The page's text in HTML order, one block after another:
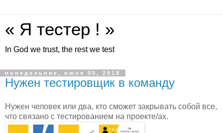
« Я тестер ! »
In God we trust, the rest we test
понедельник, июля 09, 2018
Нужен тестировщик в команду
Нужен человек или два, кто сможет закрывать собой все,
что связано с тестированием на проекте/ах.